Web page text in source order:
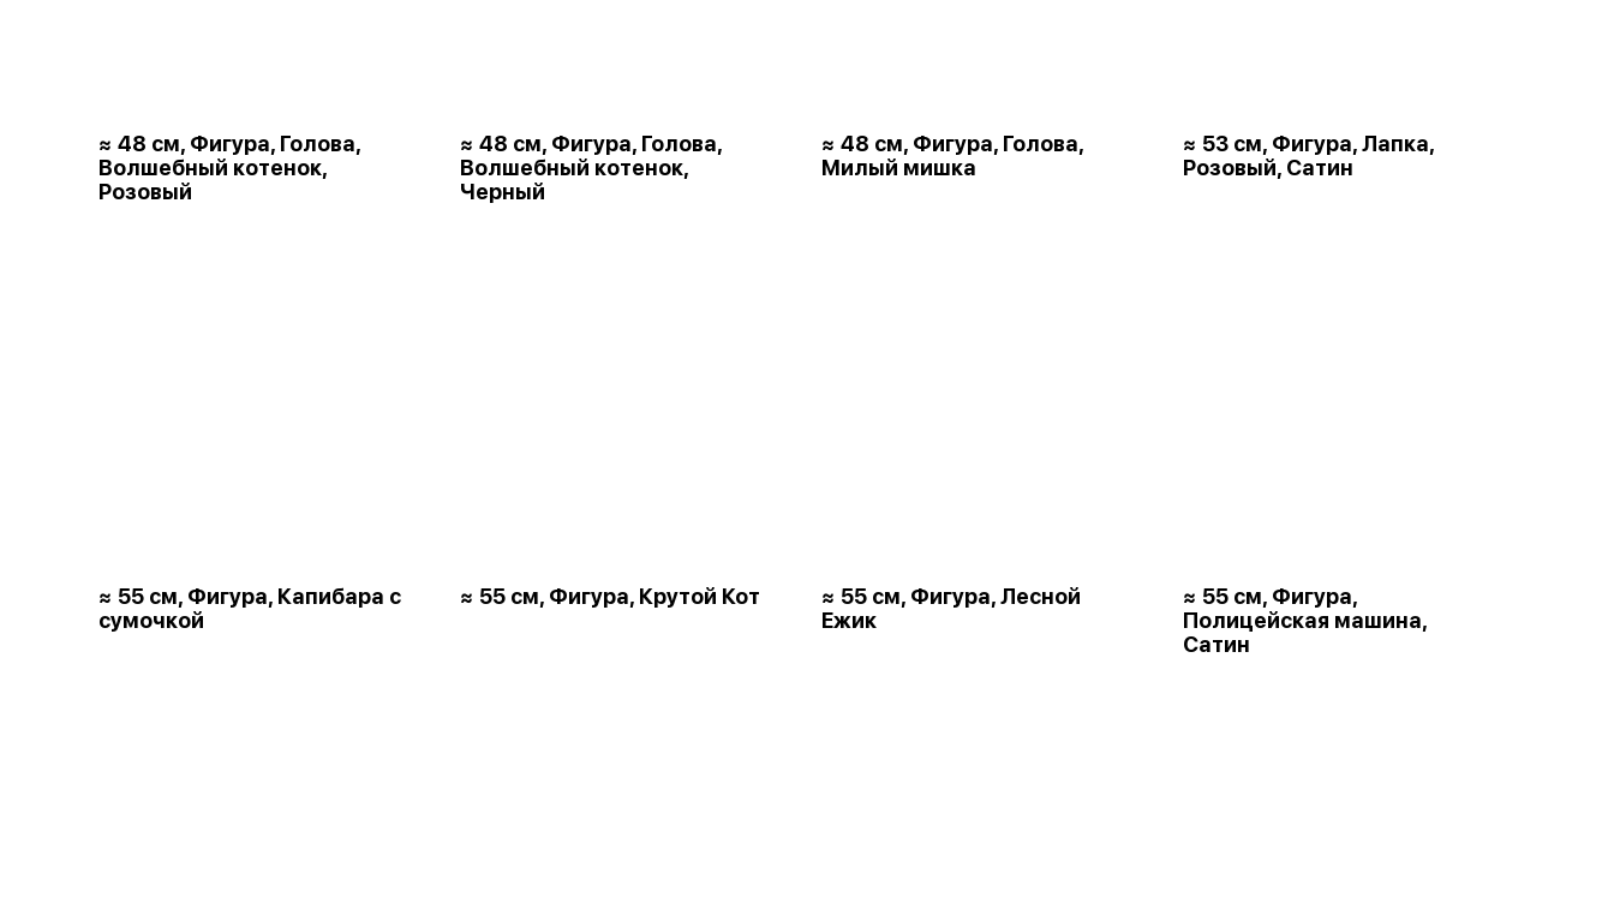
≈ 48 см, Фигура, Голова,
Волшебный котенок,
Розовый
≈ 48 см, Фигура, Голова,
Волшебный котенок,
Черный
≈ 48 см, Фигура, Голова,
Милый мишка
≈ 53 см, Фигура, Лапка,
Розовый, Сатин
≈ 55 см, Фигура, Капибара с
сумочкой
≈ 55 см, Фигура, Крутой Кот
≈ 55 см, Фигура, Лесной
Ежик
≈ 55 см, Фигура,
Полицейская машина,
Сатин